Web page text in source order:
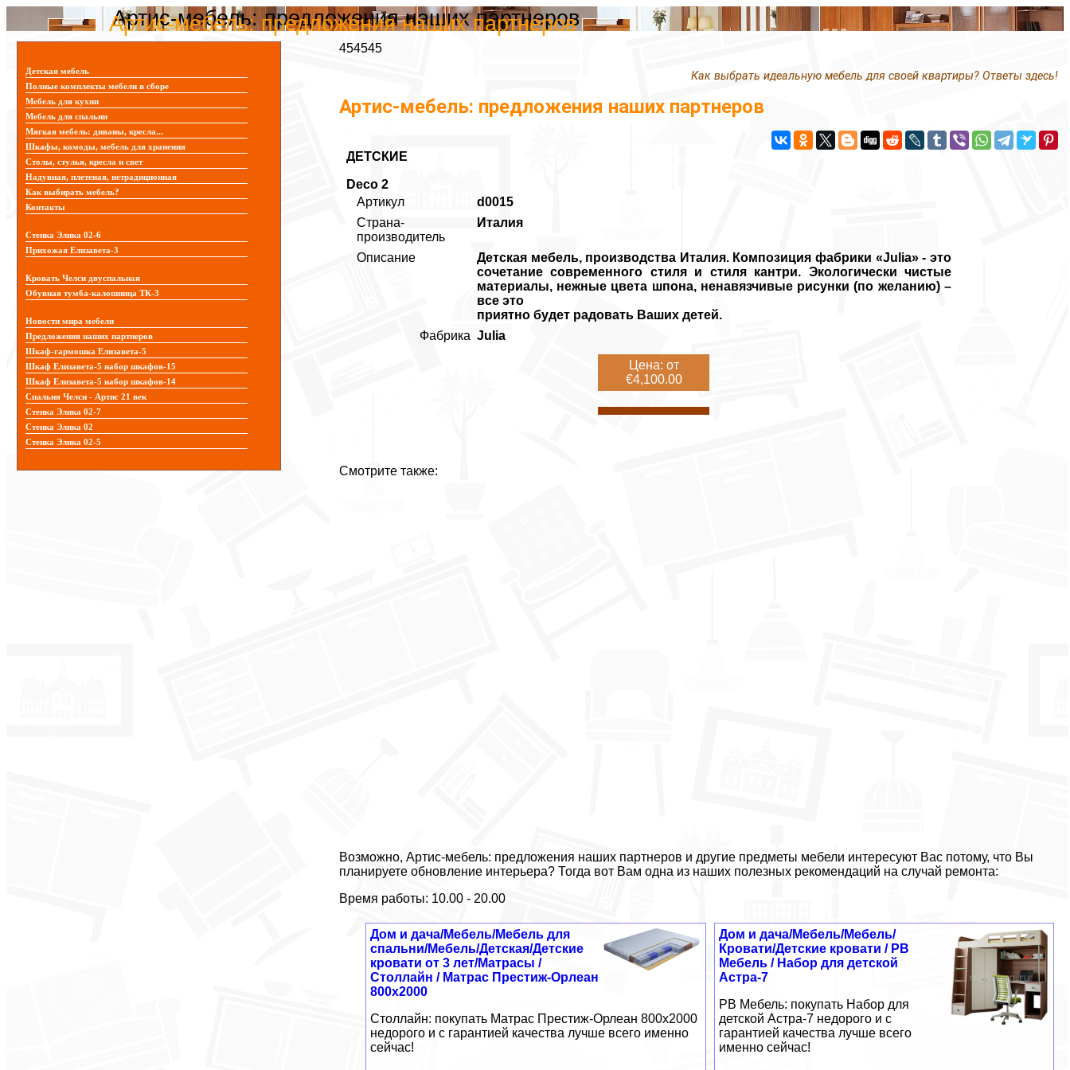
Артис-мебель: предложения наших партнеров
Артис-мебель: предложения наших партнеров
454545
Как выбрать идеальную мебель для своей квартиры? Ответы здесь!
Артис-мебель: предложения наших партнеров
ДЕТСКИЕ
Deco 2
Артикул
d0015
Страна-
производитель
Италия
Описание
Детская мебель, производства Италия. Композиция фабрики «Julia» - это
сочетание современного стиля и стиля кантри. Экологически чистые
материалы, нежные цвета шпона, ненавязчивые рисунки (по желанию) –
все это
приятно будет радовать Ваших детей.
Фабрика Julia
Цена: от
€4,100.00
Смотрите также:
Возможно, Артис-мебель: предложения наших партнеров и другие предметы мебели интересуют Вас потому, что Вы
планируете обновление интерьера? Тогда вот Вам одна из наших полезных рекомендаций на случай ремонта:
Время работы: 10.00 - 20.00
Дом и дача/Мебель/Мебель/
Кровати/Детские кровати / РВ
Мебель / Набор для детской
Астра-7
РВ Мебель: покупать Набор для
детской Астра-7 недорого и с
гарантией качества лучше всего
именно сейчас!
Дом и дача/Мебель/Мебель для
спальни/Мебель/Детская/Детские
кровати от 3 лет/Матрасы /
Столлайн / Матрас Престиж-Орлеан
800x2000
Столлайн: покупать Матрас Престиж-Орлеан 800x2000
недорого и с гарантией качества лучше всего именно
сейчас!
Детская мебель
Полные комплекты мебели в сборе
Мебель для кухни
Мебель для спальни
Мягкая мебель: диваны, кресла...
Шкафы, комоды, мебель для хранения
Столы, стулья, кресла и свет
Надувная, плетеная, нетрадиционная
Как выбирать мебель?
Контакты
Стенка Элика 02-6
Прихожая Елизавета-3
Кровать Челси двуспальная
Обувная тумба-калошница ТК-3
Новости мира мебели
Предложения наших партнеров
Шкаф-гармошка Елизавета-5
Шкаф Елизавета-5 набор шкафов-15
Шкаф Елизавета-5 набор шкафов-14
Спальня Челси - Артис 21 век
Стенка Элика 02-7
Стенка Элика 02
Стенка Элика 02-5